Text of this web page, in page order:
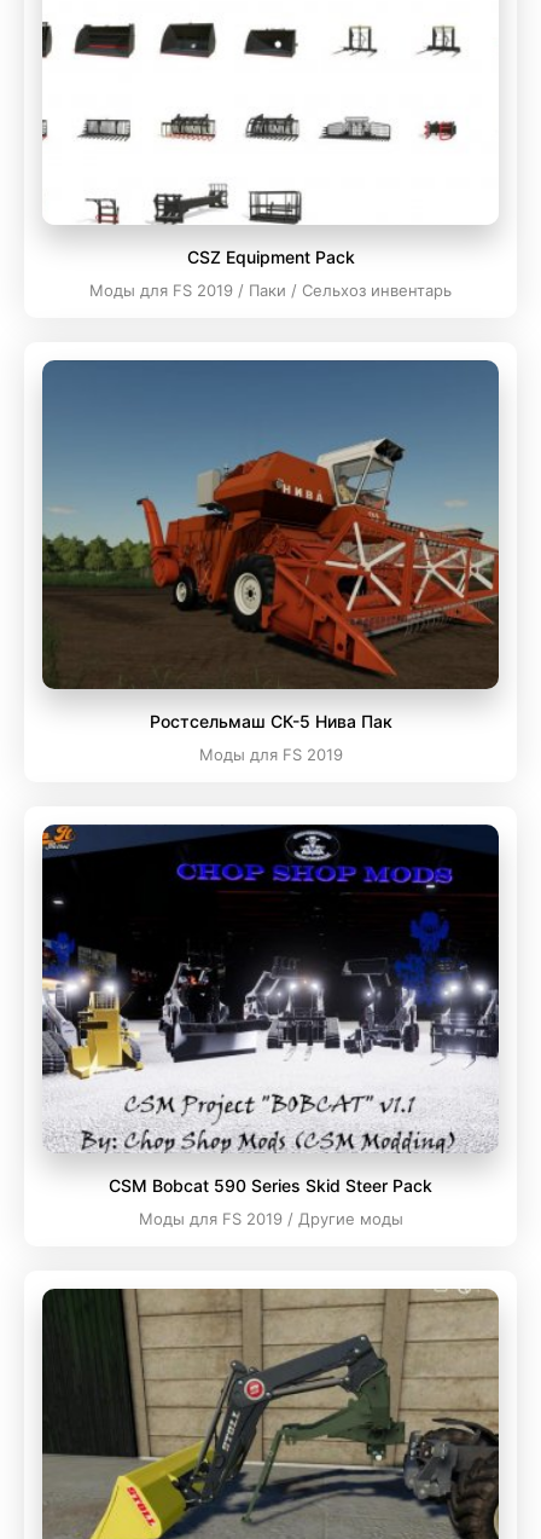
CSZ Equipment Pack
Моды для FS 2019 / Паки / Сельхоз инвентарь
Ростсельмаш СК-5 Нива Пак
Моды для FS 2019
CSM Bobcat 590 Series Skid Steer Pack
Моды для FS 2019 / Другие моды